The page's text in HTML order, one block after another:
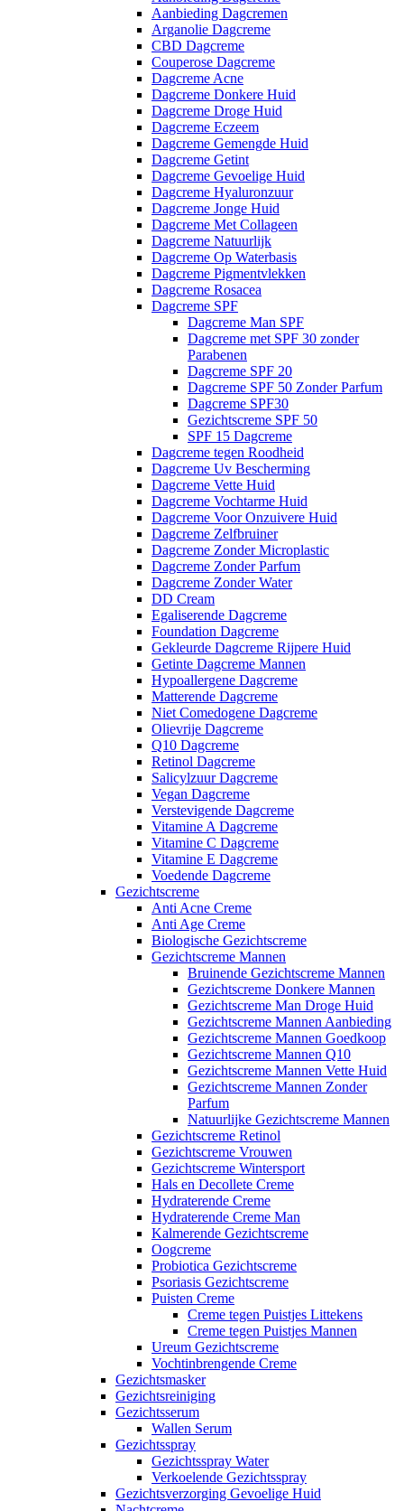
Aanbieding Dagcremen
Arganolie Dagcreme
CBD Dagcreme
Couperose Dagcreme
Dagcreme Acne
Dagcreme Donkere Huid
Dagcreme Droge Huid
Dagcreme Eczeem
Dagcreme Gemengde Huid
Dagcreme Getint
Dagcreme Gevoelige Huid
Dagcreme Hyaluronzuur
Dagcreme Jonge Huid
Dagcreme Met Collageen
Dagcreme Natuurlijk
Dagcreme Op Waterbasis
Dagcreme Pigmentvlekken
Dagcreme Rosacea
Dagcreme SPF
Dagcreme Man SPF
Dagcreme met SPF 30 zonder
Parabenen
Dagcreme SPF 20
Dagcreme SPF 50 Zonder Parfum
Dagcreme SPF30
Gezichtscreme SPF 50
SPF 15 Dagcreme
Dagcreme tegen Roodheid
Dagcreme Uv Bescherming
Dagcreme Vette Huid
Dagcreme Vochtarme Huid
Dagcreme Voor Onzuivere Huid
Dagcreme Zelfbruiner
Dagcreme Zonder Microplastic
Dagcreme Zonder Parfum
Dagcreme Zonder Water
DD Cream
Egaliserende Dagcreme
Foundation Dagcreme
Gekleurde Dagcreme Rijpere Huid
Getinte Dagcreme Mannen
Hypoallergene Dagcreme
Matterende Dagcreme
Niet Comedogene Dagcreme
Olievrije Dagcreme
Q10 Dagcreme
Retinol Dagcreme
Salicylzuur Dagcreme
Vegan Dagcreme
Verstevigende Dagcreme
Vitamine A Dagcreme
Vitamine C Dagcreme
Vitamine E Dagcreme
Voedende Dagcreme
Gezichtscreme
Anti Acne Creme
Anti Age Creme
Biologische Gezichtscreme
Gezichtscreme Mannen
Bruinende Gezichtscreme Mannen
Gezichtscreme Donkere Mannen
Gezichtscreme Man Droge Huid
Gezichtscreme Mannen Aanbieding
Gezichtscreme Mannen Goedkoop
Gezichtscreme Mannen Q10
Gezichtscreme Mannen Vette Huid
Gezichtscreme Mannen Zonder
Parfum
Natuurlijke Gezichtscreme Mannen
Gezichtscreme Retinol
Gezichtscreme Vrouwen
Gezichtscreme Wintersport
Hals en Decollete Creme
Hydraterende Creme
Hydraterende Creme Man
Kalmerende Gezichtscreme
Oogcreme
Probiotica Gezichtscreme
Psoriasis Gezichtscreme
Puisten Creme
Creme tegen Puistjes Littekens
Creme tegen Puistjes Mannen
Ureum Gezichtscreme
Vochtinbrengende Creme
Gezichtsmasker
Gezichtsreiniging
Gezichtsserum
Wallen Serum
Gezichtsspray
Gezichtsspray Water
Verkoelende Gezichtsspray
Gezichtsverzorging Gevoelige Huid